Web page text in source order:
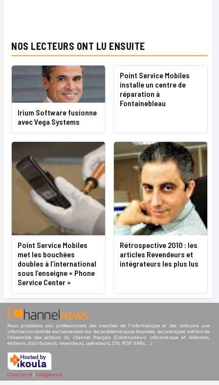
NOS LECTEURS ONT LU ENSUITE
Irium Software fusionne
avec Vega Systems
Point Service Mobiles
installe un centre de
réparation à
Fontainebleau
Point Service Mobiles
met les bouchées
doubles à l’international
sous l’enseigne « Phone
Service Center »
Rétrospective 2010 : les
articles Revendeurs et
intégrateurs les plus lus
Nous proposons aux professionnels des marchés de l'informatique et des télécoms une
information centrée exclusivement sur les problématiques business, les pratiques métiers de
l'ensemble des acteurs du channel français (Constructeurs informatique et télécoms,
éditeurs, distributeurs, revendeurs, opérateurs, ISV, MSP, VARs,...)
Cloud privé | Infogérance